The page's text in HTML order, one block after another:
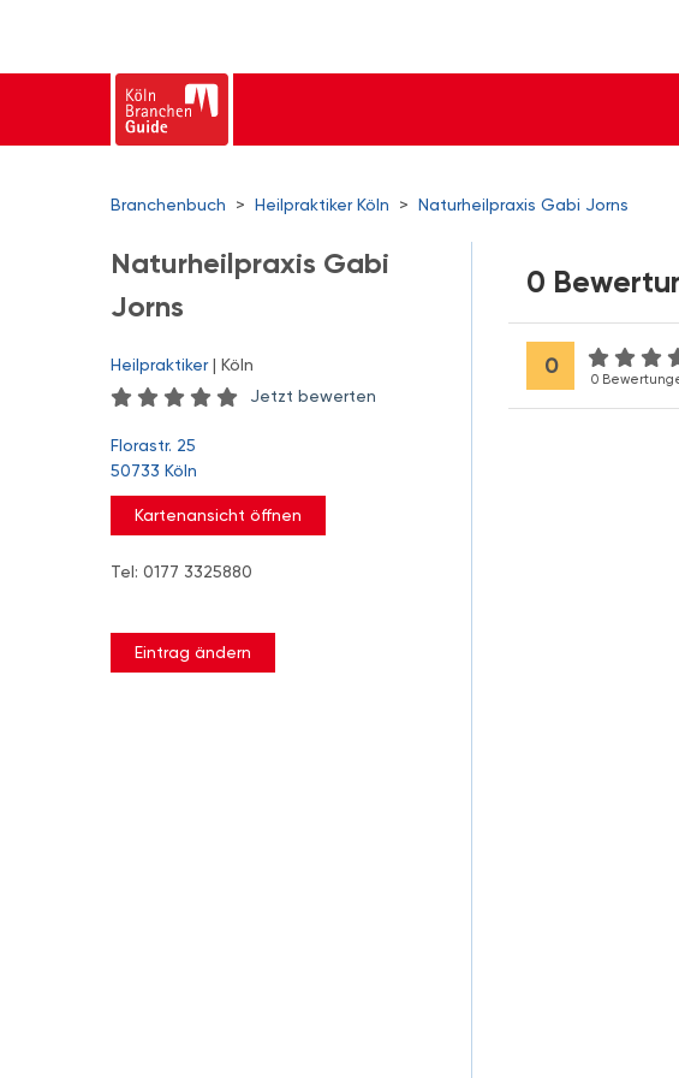
Branchenbuch > Heilpraktiker Köln > Naturheilpraxis Gabi Jorns
Naturheilpraxis Gabi
Jorns
Heilpraktiker| Köln
Jetzt bewerten
Florastr. 25
50733 Köln
Kartenansicht öffnen
Tel: 0177 3325880
Eintrag ändern
0
0
0